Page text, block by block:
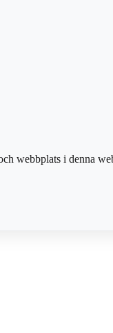
webbplats i denna